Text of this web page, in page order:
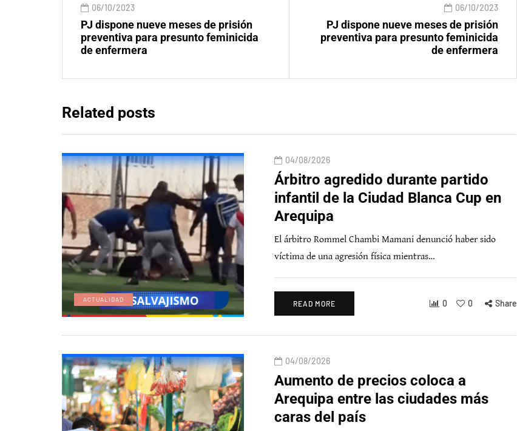
06/10/2023
PJ dispone nueve meses de prisión
preventiva para presunto feminicida
de enfermera
06/10/2023
PJ dispone nueve meses de prisión
preventiva para presunto feminicida
de enfermera
Related posts
ACTUALIDAD
04/08/2026
Árbitro agredido durante partido
infantil de la Ciudad Blanca Cup en
Arequipa
El árbitro Rommel Chambi Mamani denunció haber sido
víctima de una agresión física mientras…
READ MORE 0 0 Share
04/08/2026
Aumento de precios coloca a
Arequipa entre las ciudades más
caras del país